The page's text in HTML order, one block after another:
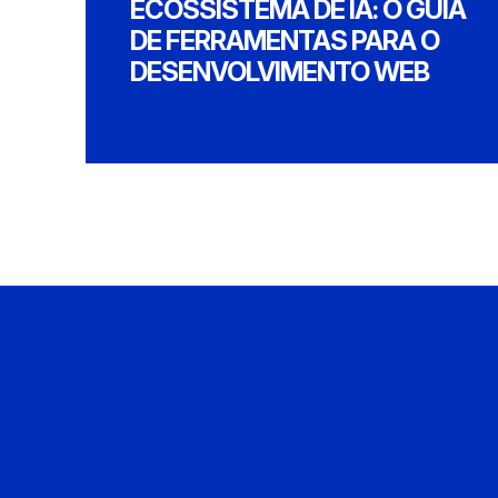
ECOSSISTEMA DE IA: O GUIA
DE FERRAMENTAS PARA O
DESENVOLVIMENTO WEB